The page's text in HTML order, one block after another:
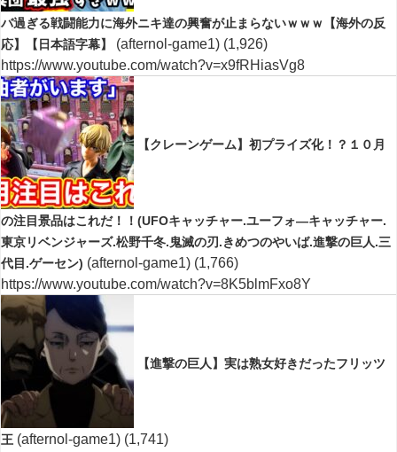
バ過ぎる戦闘能力に海外ニキ達の興奮が止まらないｗｗｗ【海外の反
応】【日本語字幕】
(afternol-game1) (1,926)
https://www.youtube.com/watch?v=x9fRHiasVg8
【クレーンゲーム】初プライズ化！？１０月
の注目景品はこれだ！！(UFOキャッチャー.ユーフォ―キャッチャー.
東京リベンジャーズ.松野千冬.鬼滅の刃.きめつのやいば.進撃の巨人.三
代目.ゲーセン) (afternol-game1) (1,766)
https://www.youtube.com/watch?v=8K5blmFxo8Y
【進撃の巨人】実は熟女好きだったフリッツ
王 (afternol-game1) (1,741)